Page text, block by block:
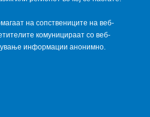
Reserved. Designed by
на сопствениците на веб-
комуницираат со веб-
информации анонимно.